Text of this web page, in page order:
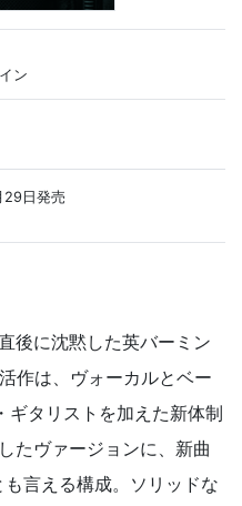
ン
29日発売
後に沈黙した英バーミン
作は、ヴォーカルとベー
ギタリストを加えた新体制
たヴァージョンに、新曲
も言える構成。ソリッドな